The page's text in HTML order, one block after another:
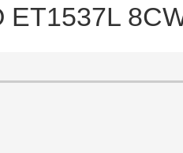
ET1537L